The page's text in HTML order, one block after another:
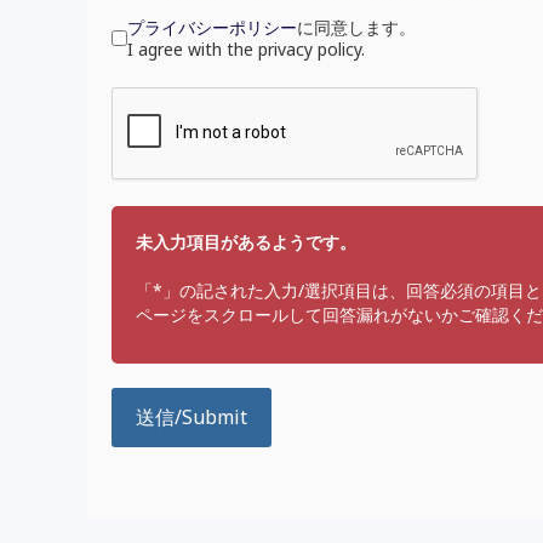
プライバシーポリシーに同意します。
I agree with the privacy policy.
未入力項目があるようです。
「*」の記された入力/選択項目は、回答必須の項目と
ページをスクロールして回答漏れがないかご確認くだ
送信/Submit